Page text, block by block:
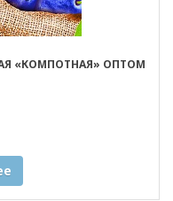
«КОМПОТНАЯ» ОПТОМ